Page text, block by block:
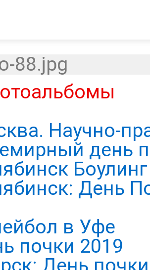
88.jpg
Научно-
день
День
в Уфе
почки 2019